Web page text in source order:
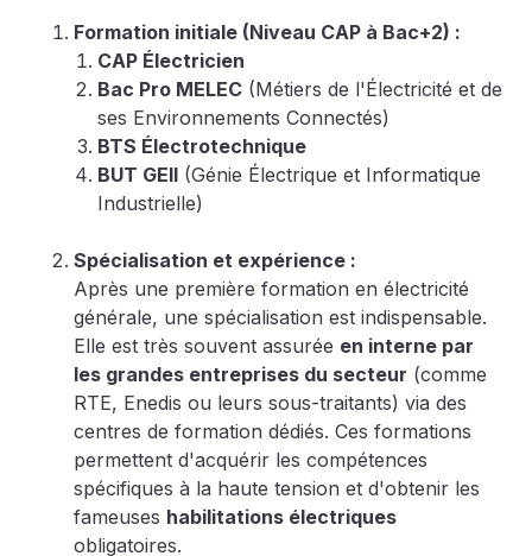
Formation initiale (Niveau CAP à Bac+2) :
CAP Électricien
Bac Pro MELEC (Métiers de l'Électricité et de
ses Environnements Connectés)
BTS Électrotechnique
BUT GEII (Génie Électrique et Informatique
Industrielle)
Spécialisation et expérience :
Après une première formation en électricité
générale, une spécialisation est indispensable.
Elle est très souvent assurée en interne par
les grandes entreprises du secteur (comme
RTE, Enedis ou leurs sous-traitants) via des
centres de formation dédiés. Ces formations
permettent d'acquérir les compétences
spécifiques à la haute tension et d'obtenir les
fameuses habilitations électriques
obligatoires.